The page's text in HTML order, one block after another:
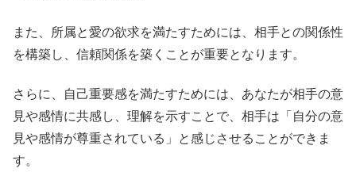
また、所属と愛の欲求を満たすためには、相手との関係性
を構築し、信頼関係を築くことが重要となります。
さらに、自己重要感を満たすためには、あなたが相手の意
見や感情に共感し、理解を示すことで、相手は「自分の意
見や感情が尊重されている」と感じさせることができま
す。